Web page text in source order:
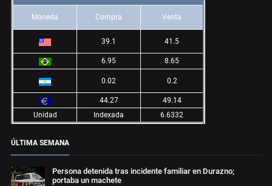
Moneda Compra Venta
39.1 41.5
6.95 8.65
0.02 0.2
44.27
49.14
Unidad
Indexada 6.6332
ÚLTIMA SEMANA
Persona detenida tras incidente familiar en Durazno;
portaba un machete